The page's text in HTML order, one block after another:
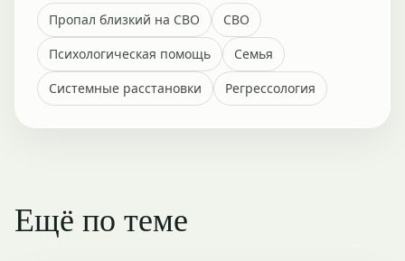
Пропал близкий на СВО
СВО
Психологическая помощь
Семья
Системные расстановки
Регрессология
Ещё по теме